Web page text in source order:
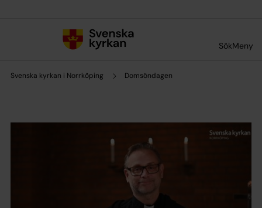
SökMeny
Svenska kyrkan i Norrköping Domsöndagen